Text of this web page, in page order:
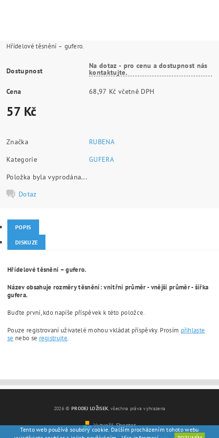
Hřídelové těsnění – gufero.
Dostupnost
Na dotaz - pro cenu a dostupnost nás
kontaktujte.
Cena 68,97 Kč včetně DPH
57 Kč
Značka
RUBENA
Kategorie
GUFERA
Položka byla vyprodána...
Dotaz
POPIS
DISKUZE
Hřídelové těsnění – gufero.
Název obsahuje rozměry těsnění: vnitřní průměr - vnější průměr - šířka
gufera.
Buďte první, kdo napíše příspěvek k této položce.
Pouze registrovaní uživatelé mohou vkládat příspěvky. Prosím přihlaste
se nebo se registrujte.
2026 © PRODEJ LOŽISEK, všechna práva vyhrazena
Vytvořil Shoptet
Tento web používá soubory cookie. Dalším procházením tohoto webu